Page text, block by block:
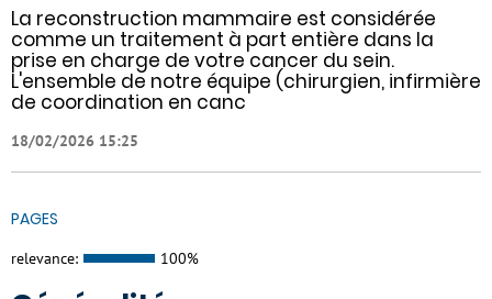
La reconstruction mammaire est considérée
comme un traitement à part entière dans la
prise en charge de votre cancer du sein.
L'ensemble de notre équipe (chirurgien, infirmière
de coordination en canc
18/02/2026 15:25
PAGES
relevance: 100%